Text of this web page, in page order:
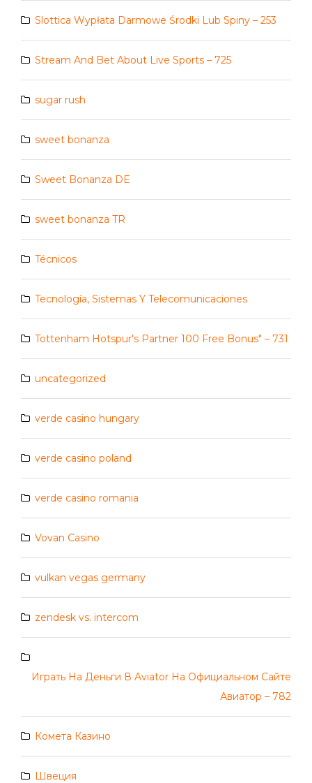
Slottica Wypłata Darmowe Środki Lub Spiny – 253
Stream And Bet About Live Sports – 725
sugar rush
sweet bonanza
Sweet Bonanza DE
sweet bonanza TR
Técnicos
Tecnología, Sistemas Y Telecomunicaciones
Tottenham Hotspur's Partner 100 Free Bonus" – 731
uncategorized
verde casino hungary
verde casino poland
verde casino romania
Vovan Casino
vulkan vegas germany
zendesk vs. intercom
Играть На Деньги В Aviator На Официальном Сайте
Авиатор – 782
Комета Казино
Швеция